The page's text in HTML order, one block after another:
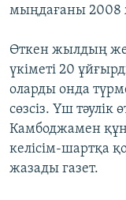
мыңдағаны 2008
Өткен жылдың
үкіметі 20
оларды онда
сөзсіз. Үш тәулік
Камбоджамен
келісім-шартқа
жазады газет.